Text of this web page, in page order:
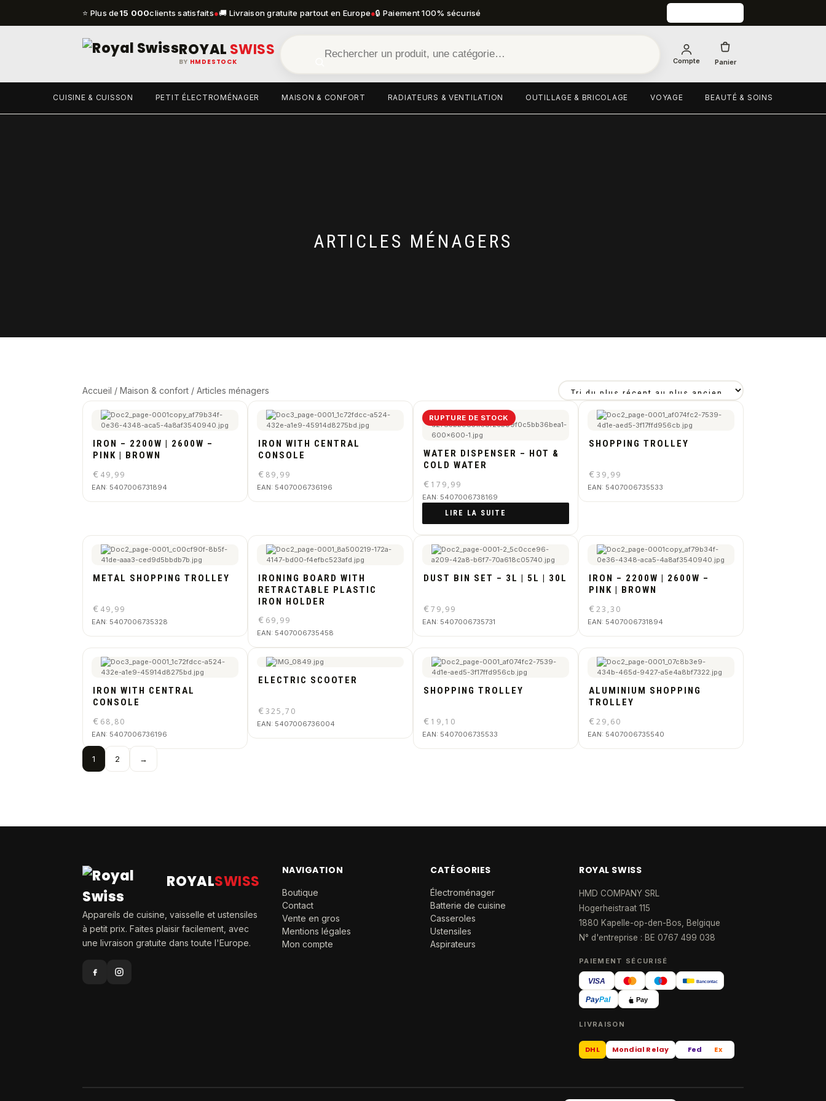
⭐ Plus de15 000clients satisfaits●🚚 Livraison gratuite partout en Europe●🔒 Paiement 100% sécurisé
ROYAL SWISS
BY HMDESTOCK Compte Panier
CUISINE & CUISSON PETIT ÉLECTROMÉNAGER MAISON & CONFORT RADIATEURS & VENTILATION OUTILLAGE & BRICOLAGE VOYAGE BEAUTÉ & SOINS
ARTICLES MÉNAGERS
Accueil /Maison & confort / Articles ménagers
IRON – 2200W | 2600W –
PINK | BROWN
€ 49,99
EAN: 5407006731894
IRON WITH CENTRAL
CONSOLE
€ 89,99
EAN: 5407006736196
WATER DISPENSER – HOT &
COLD WATER
€ 179,99
EAN: 5407006738169
RUPTURE DE STOCK
LIRE LA SUITE
SHOPPING TROLLEY
€39,99
EAN: 5407006735533
METAL SHOPPING TROLLEY
€ 49,99
EAN: 5407006735328
IRONING BOARD WITH
RETRACTABLE PLASTIC
IRON HOLDER
€ 69,99
EAN: 5407006735458
DUST BIN SET – 3L | 5L | 30L
€79,99
EAN: 5407006735731
IRON – 2200W | 2600W –
PINK | BROWN
€23,30
EAN: 5407006731894
IRON WITH CENTRAL
CONSOLE
€ 68,80
EAN: 5407006736196
ELECTRIC SCOOTER
€325,70
EAN: 5407006736004
SHOPPING TROLLEY
€ 19,10
EAN: 5407006735533
ALUMINIUM SHOPPING
TROLLEY
€29,60
EAN: 5407006735540
1 2 →
ROYALSWISS
Appareils de cuisine, vaisselle et ustensiles
à petit prix. Faites plaisir facilement, avec
une livraison gratuite dans toute l'Europe.
NAVIGATION
Boutique
Contact
Vente en gros
Mentions légales
Mon compte
CATÉGORIES
Électroménager
Batterie de cuisine
Casseroles
Ustensiles
Aspirateurs
ROYAL SWISS
HMD COMPANY SRL
Hogerheistraat 115
1880 Kapelle-op-den-Bos, Belgique
N° d'entreprise : BE 0767 499 038
PAIEMENT SÉCURISÉ
VISA Bancontact
PayPal Pay
LIVRAISON
DHL Mondial Relay Fed Ex